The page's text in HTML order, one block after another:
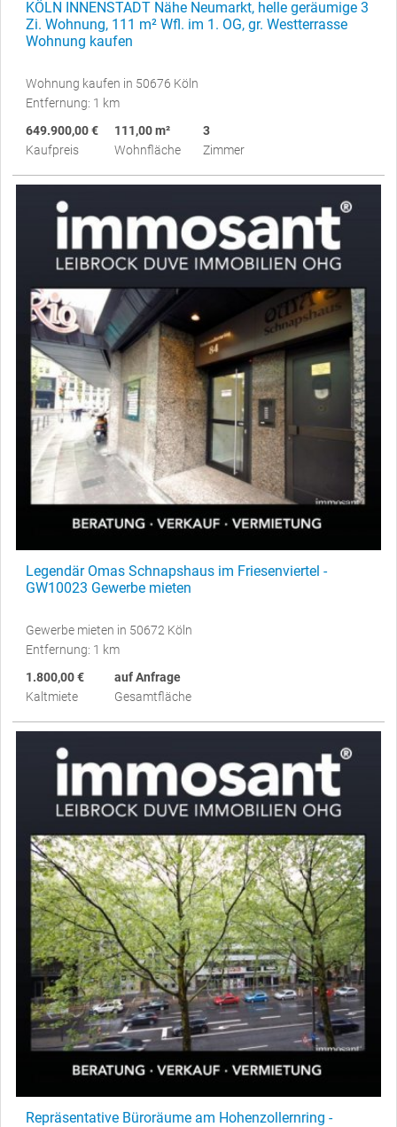
KÖLN INNENSTADT Nähe Neumarkt, helle geräumige 3
Zi. Wohnung, 111 m² Wfl. im 1. OG, gr. Westterrasse
Wohnung kaufen
Wohnung kaufen in 50676 Köln
Entfernung: 1 km
649.900,00 €
Kaufpreis
111,00 m²
Wohnfläche
3
Zimmer
Legendär Omas Schnapshaus im Friesenviertel -
GW10023 Gewerbe mieten
Gewerbe mieten in 50672 Köln
Entfernung: 1 km
1.800,00 €
Kaltmiete
auf Anfrage
Gesamtfläche
Repräsentative Büroräume am Hohenzollernring -